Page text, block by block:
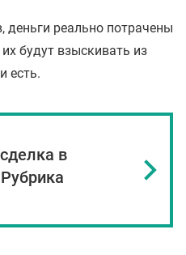
деньги реально потрачены
будут взыскивать из
есть.
в